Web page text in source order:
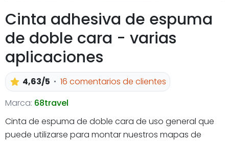
Cinta adhesiva de espuma
de doble cara - varias
aplicaciones
4,63/5
16 comentarios de clientes
Marca: 68travel
Cinta de espuma de doble cara de uso general que
puede utilizarse para montar nuestros mapas de